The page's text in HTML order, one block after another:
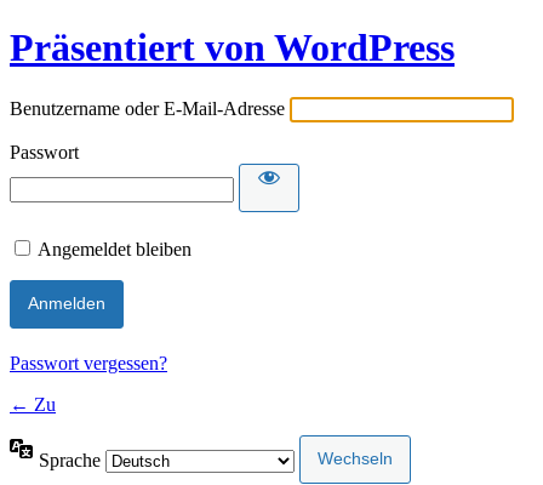
Präsentiert von WordPress
Benutzername oder E-Mail-Adresse
Passwort
Angemeldet bleiben
Passwort vergessen?
← Zu
Sprache